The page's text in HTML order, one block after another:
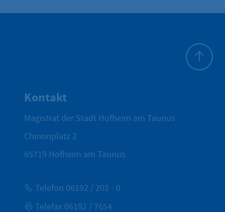
Kontakt
Magistrat der Stadt Hofheim am Taunus
Chinonplatz 2
65719 Hofheim am Taunus
Telefon 06192 / 202 - 0
Telefax 06192 / 7654